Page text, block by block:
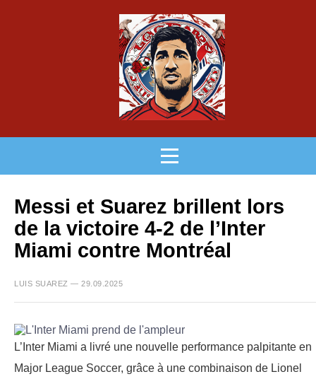
Messi et Suarez brillent lors
de la victoire 4-2 de l’Inter
Miami contre Montréal
LUIS SUAREZ — 29.09.2025
L’Inter Miami a livré une nouvelle performance palpitante en
Major League Soccer, grâce à une combinaison de Lionel